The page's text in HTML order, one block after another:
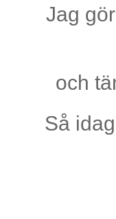
Jag
och
Så